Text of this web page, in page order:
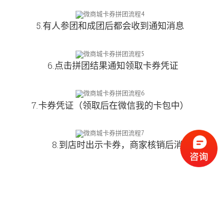
5.有人参团和成团后都会收到通知消息
6.点击拼团结果通知领取卡券凭证
7.卡券凭证（领取后在微信我的卡包中）
8.到店时出示卡券，商家核销后消费